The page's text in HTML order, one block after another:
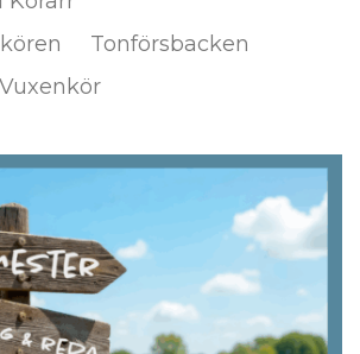
Tonförsbacken
Vuxenkör